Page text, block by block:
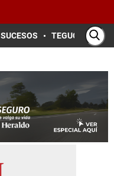
SUCESOS TEGUCIGALPA